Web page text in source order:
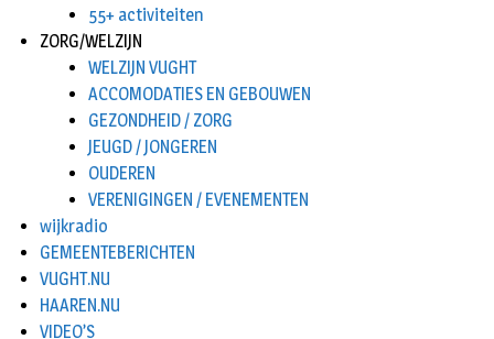
55+ activiteiten
ZORG/WELZIJN
WELZIJN VUGHT
ACCOMODATIES EN GEBOUWEN
GEZONDHEID / ZORG
JEUGD / JONGEREN
OUDEREN
VERENIGINGEN / EVENEMENTEN
wijkradio
GEMEENTEBERICHTEN
VUGHT.NU
HAAREN.NU
VIDEO’S